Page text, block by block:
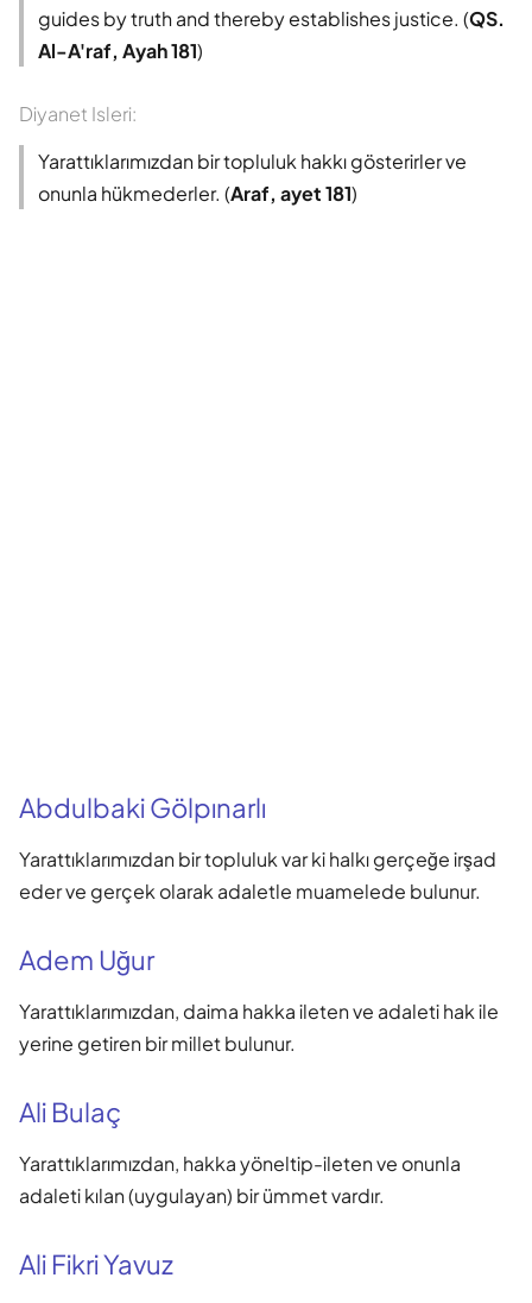
guides by truth and thereby establishes justice. (QS.
Al-A'raf, Ayah 181)
Diyanet Isleri:
Yarattıklarımızdan bir topluluk hakkı gösterirler ve
onunla hükmederler. (Araf, ayet 181)
Abdulbaki Gölpınarlı
Yarattıklarımızdan bir topluluk var ki halkı gerçeğe irşad
eder ve gerçek olarak adaletle muamelede bulunur.
Adem Uğur
Yarattıklarımızdan, daima hakka ileten ve adaleti hak ile
yerine getiren bir millet bulunur.
Ali Bulaç
Yarattıklarımızdan, hakka yöneltip-ileten ve onunla
adaleti kılan (uygulayan) bir ümmet vardır.
Ali Fikri Yavuz